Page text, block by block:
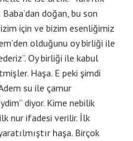
doğan, bu son
için ve bizim esenliğimiz
olduğunu oy birliği ile
Oy birliği ile kabul
Haşa. E peki şimdi
su ile çamur
diyor. Kime nebilik
nur ifadesi verilir. İlk
haşa. Birçok